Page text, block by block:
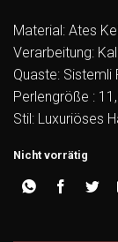
Material: Ates
Verarbeitung:
Quaste: Sistemli
Perlengröße :
Stil: Luxuriöses
Nicht vorrätig